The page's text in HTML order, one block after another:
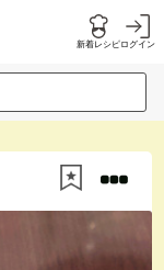
新着レシピログイン